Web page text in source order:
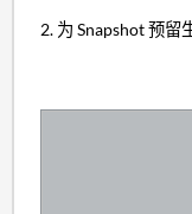
2. 为 Snapshot 预留